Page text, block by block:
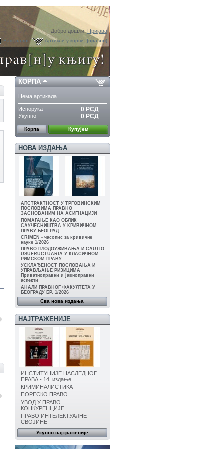
Добро дошли, Пријава
Артикли у корпи: (празно)
Ваш налог
УВОД У ПРАВО... ОСНОВИ...
УВОД У...
КОРПА
Нема артикала
Испорука 0 РСД
Укупно 0 РСД
Корпа Купујем
НОВА ИЗДАЊА
АПСТРАКТНОСТ У ТРГОВИНСКИМ
ПОСЛОВИМА ПРАВНО
ЗАСНОВАНИМ НА АСИГНАЦИЈИ
ПОМАГАЊЕ КАО ОБЛИК
САУЧЕСНИШТВА У КРИВИЧНОМ
ПРАВУ БЕОГРАД
CRIMEN - часопис за кривичне
науке 1/2026
ПРАВО ПЛОДОУЖИВАЊА И CAUTIO
USUFRUCTUARIA У КЛАСИЧНОМ
РИМСКОМ ПРАВУ
УСКЛАЂЕНОСТ ПОСЛОВАЊА И
УПРАВЉАЊЕ РИЗИЦИМА
Приватноправни и јавноправни
аспекти
АНАЛИ ПРАВНОГ ФАКУЛТЕТА У
БЕОГРАДУ БР. 1/2026
Сва нова издања
НАЈТРАЖЕНИЈЕ
ИНСТИТУЦИЈЕ НАСЛЕДНОГ
ПРАВА - 14. издање
КРИМИНАЛИСТИКА
ПОРЕСКО ПРАВО
УВОД У ПРАВО
КОНКУРЕНЦИЈЕ
ПРАВО ИНТЕЛЕКТУАЛНЕ
СВОЈИНЕ
Укупно најтраженије